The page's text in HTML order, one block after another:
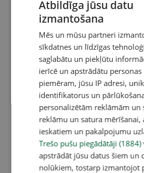
Atbildīga jūsu datu
izmantošana
Mēs un mūsu partneri
sīkdatnes un līdzīgas
saglabātu un piekļūtu
ierīcē un apstrādātu personas
piemēram, jūsu IP adresi,
identifikatorus un
personalizētām reklāmām un
reklāmu un satura mērīšanai,
ieskatiem un pakalpojumu
Trešo pušu piegādātāji (1884)
apstrādāt jūsu datus šiem un
nolūkiem, tostarp izmantojot